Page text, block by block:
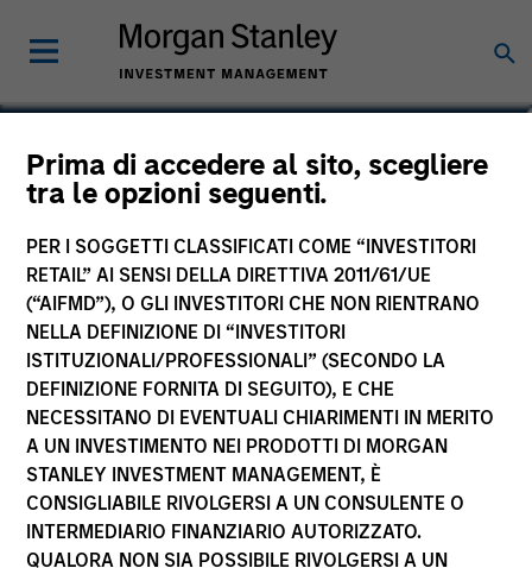
Prima di accedere al sito, scegliere
tra le opzioni seguenti.
PER I SOGGETTI CLASSIFICATI COME “INVESTITORI
RETAIL” AI SENSI DELLA DIRETTIVA 2011/61/UE
(“AIFMD”), O GLI INVESTITORI CHE NON RIENTRANO
NELLA DEFINIZIONE DI “INVESTITORI
ISTITUZIONALI/PROFESSIONALI” (SECONDO LA
DEFINIZIONE FORNITA DI SEGUITO), E CHE
NECESSITANO DI EVENTUALI CHIARIMENTI IN MERITO
A UN INVESTIMENTO NEI PRODOTTI DI MORGAN
STANLEY INVESTMENT MANAGEMENT, È
CONSIGLIABILE RIVOLGERSI A UN CONSULENTE O
INTERMEDIARIO FINANZIARIO AUTORIZZATO.
QUALORA NON SIA POSSIBILE RIVOLGERSI A UN
Jill Ytuarte
Managing Director